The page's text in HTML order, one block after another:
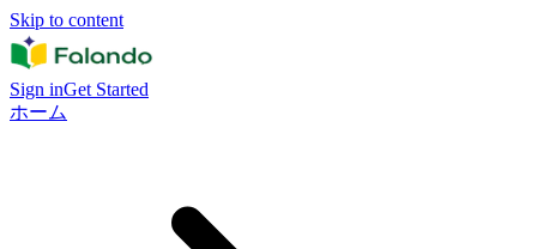
Skip to content
Sign inGet Started
ホーム